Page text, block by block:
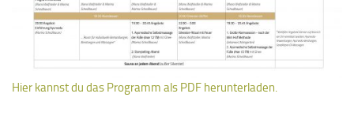
Hier kannst du das Programm als PDF herunterladen.